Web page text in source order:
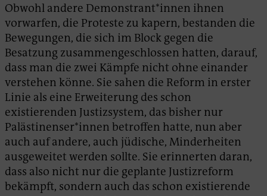
Obwohl andere Demonstrant*innen ihnen
vorwarfen, die Proteste zu kapern, bestanden die
Bewegungen, die sich im Block gegen die
Besatzung zusammengeschlossen hatten, darauf,
dass man die zwei Kämpfe nicht ohne einander
verstehen könne. Sie sahen die Reform in erster
Linie als eine Erweiterung des schon
existierenden Justizsystem, das bisher nur
Palästinenser*innen betroffen hatte, nun aber
auch auf andere, auch jüdische, Minderheiten
ausgeweitet werden sollte. Sie erinnerten daran,
dass also nicht nur die geplante Justizreform
bekämpft, sondern auch das schon existierende